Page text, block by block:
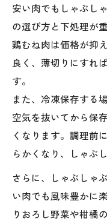
安い肉でもしゃぶし
の選び方と下処理が
鶏むね肉は価格が抑
良く、薄切りにすれ
す。
また、冷凍保存する
空気を抜いてから保
くなります。調理前
らかくなり、しゃぶ
さらに、しゃぶしゃ
い肉でも風味豊かに
りおろし野菜や柑橘